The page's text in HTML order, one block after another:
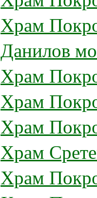
Храм
Данилов
Храм
Храм
Храм
Храм
Храм